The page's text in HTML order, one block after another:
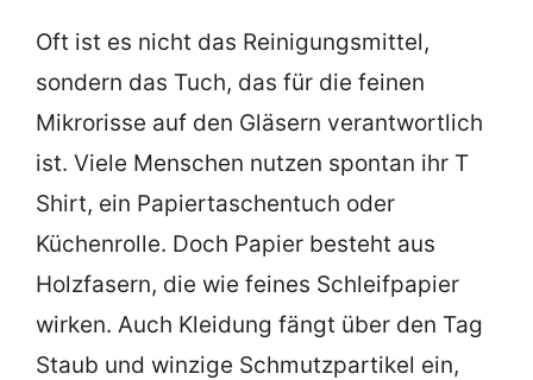
Oft ist es nicht das Reinigungsmittel,
sondern das Tuch, das für die feinen
Mikrorisse auf den Gläsern verantwortlich
ist. Viele Menschen nutzen spontan ihr T
Shirt, ein Papiertaschentuch oder
Küchenrolle. Doch Papier besteht aus
Holzfasern, die wie feines Schleifpapier
wirken. Auch Kleidung fängt über den Tag
Staub und winzige Schmutzpartikel ein,